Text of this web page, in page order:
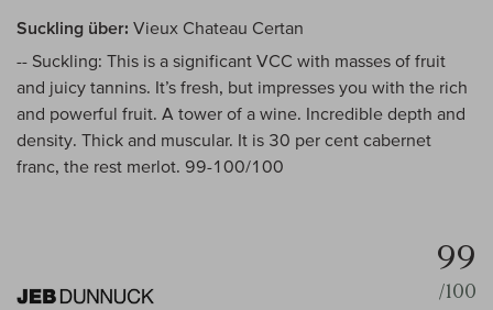
Suckling über: Vieux Chateau Certan
-- Suckling: This is a significant VCC with masses of fruit
and juicy tannins. It’s fresh, but impresses you with the rich
and powerful fruit. A tower of a wine. Incredible depth and
density. Thick and muscular. It is 30 per cent cabernet
franc, the rest merlot. 99-100/100
99
/100